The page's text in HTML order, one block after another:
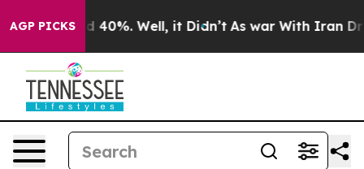
AGP PICKS
Around 40%. Well, it Didn’t As war With Iran